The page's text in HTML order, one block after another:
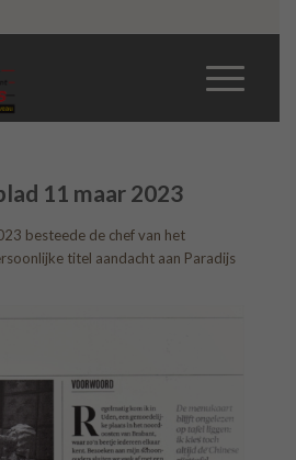
11 maar 2023
besteede de chef van het
titel aandacht aan Paradijs